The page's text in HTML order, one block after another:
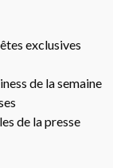
exclusives
de la semaine
de la presse